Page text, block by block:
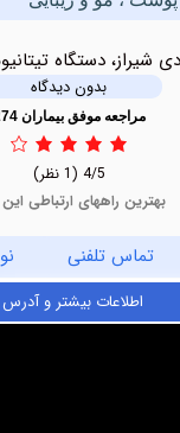
تیتانیوم 2023برای کل بدن
بدون دیدگاه
موفق بیماران 274
راههای ارتباطی این دکتر
تلفنی نوبت دهی
بیشتر و آدرس